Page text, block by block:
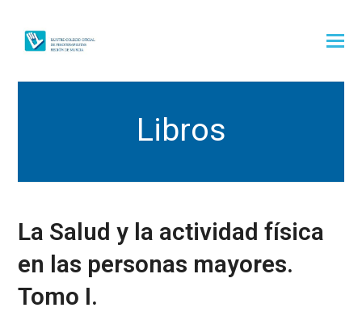
Libros
La Salud y la actividad física
en las personas mayores.
Tomo I.